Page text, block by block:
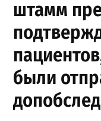
штамм
были